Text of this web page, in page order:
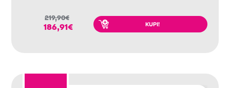
219,90€
186,91€ KUPI!